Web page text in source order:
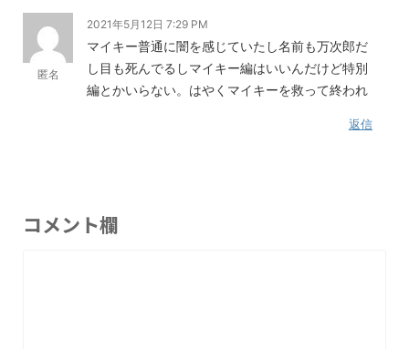
匿名
2021年5月12日 7:29 PM
マイキー普通に闇を感じていたし名前も万次郎だ
し目も死んでるしマイキー編はいいんだけど特別
編とかいらない。はやくマイキーを救って終われ
返信
コメント欄